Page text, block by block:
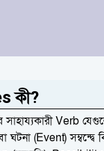
কী?
Verb
(Event) সম্বন্দ্বে